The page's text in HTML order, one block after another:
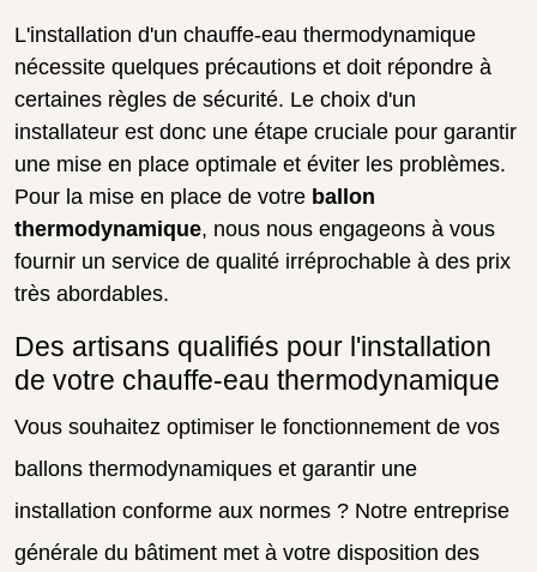
L'installation d'un chauffe-eau thermodynamique
nécessite quelques précautions et doit répondre à
certaines règles de sécurité. Le choix d'un
installateur est donc une étape cruciale pour garantir
une mise en place optimale et éviter les problèmes.
Pour la mise en place de votre ballon
thermodynamique, nous nous engageons à vous
fournir un service de qualité irréprochable à des prix
très abordables.
Des artisans qualifiés pour l'installation
de votre chauffe-eau thermodynamique
Vous souhaitez optimiser le fonctionnement de vos
ballons thermodynamiques et garantir une
installation conforme aux normes ? Notre entreprise
générale du bâtiment met à votre disposition des